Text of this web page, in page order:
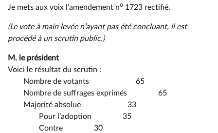
Je mets aux voix l’amendement no 1723 rectifié.
(Le vote à main levée n’ayant pas été concluant, il est
procédé à un scrutin public.)
M. le président
Voici le résultat du scrutin :
Nombre de votants 65
Nombre de suffrages exprimés 65
Majorité absolue 33
Pour l’adoption 35
Contre 30